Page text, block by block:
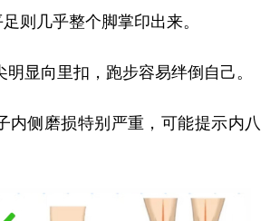
贵州 云南
甘肃 青海 宁夏
Español عربى
则几乎整个脚掌印出来。
显向里扣，跑步容易绊倒自己。
侧磨损特别严重，可能提示内八